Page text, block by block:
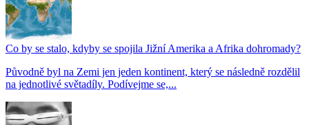
Co by se stalo, kdyby se spojila Jižní Amerika a Afrika dohromady?
Původně byl na Zemi jen jeden kontinent, který se následně rozdělil
na jednotlivé světadíly. Podívejme se,...